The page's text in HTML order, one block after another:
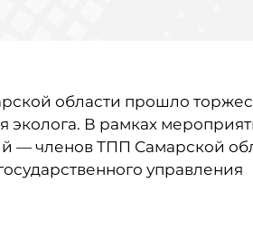
области прошло
В рамках
— членов ТПП Самарской
управления